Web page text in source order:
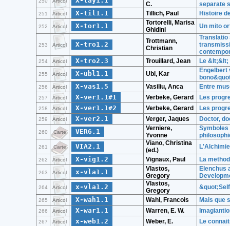
C.
separate
251 Articol X-til1.1 Tillich, Paul Histoire
252 Articol X-tor1.1
Tortorelli, Marisa
Ghidini
Un mito
253 Articol X-tro1.2
Trottmann,
Christian
Translatio
254 Articol X-tro2.3 Trouillard, Jean Le
255 Articol X-ubl1.1 Ubl, Kar
256 Articol X-vas1.5 Vasiliu, Anca Entre
257 Articol X-ver1.1#1 Verbeke, Gerard Les
258 Articol X-ver1.1#2 Verbeke, Gerard Les
259 Articol X-ver2.1 Verger, Jaques Doctor,
260 Carte VER6.1
Verniere,
Yvonne
Symboles
261 Carte VIA2.1
Viano, Christina
(ed.)
262 Articol X-vig1.2 Vignaux, Paul La
263 Articol x-vla1.1
Vlastos,
Gregory
Elenchus
264 Articol x-vla1.2
Vlastos,
Gregory
265 Articol X-wah1.1 Wahl, Francois Mais que
266 Articol X-war1.1 Warren, E. W.
267 Articol x-web1.2 Weber, E. Le